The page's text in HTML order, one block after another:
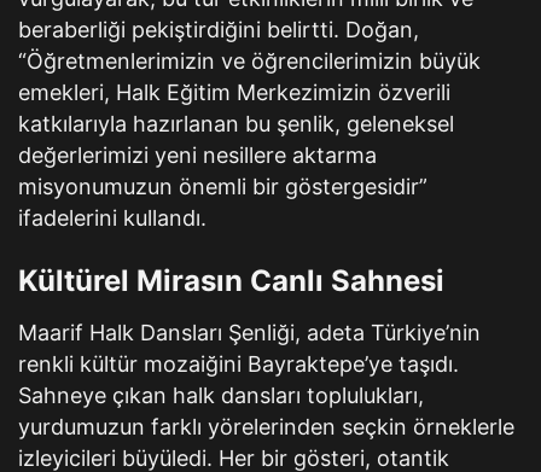
beraberliği pekiştirdiğini belirtti. Doğan,
“Öğretmenlerimizin ve öğrencilerimizin büyük
emekleri, Halk Eğitim Merkezimizin özverili
katkılarıyla hazırlanan bu şenlik, geleneksel
değerlerimizi yeni nesillere aktarma
misyonumuzun önemli bir göstergesidir”
ifadelerini kullandı.
Kültürel Mirasın Canlı Sahnesi
Maarif Halk Dansları Şenliği, adeta Türkiye’nin
renkli kültür mozaiğini Bayraktepe’ye taşıdı.
Sahneye çıkan halk dansları toplulukları,
yurdumuzun farklı yörelerinden seçkin örneklerle
izleyicileri büyüledi. Her bir gösteri, otantik